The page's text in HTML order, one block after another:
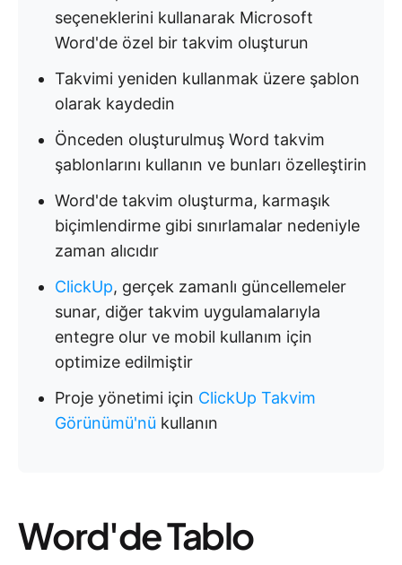
seçeneklerini kullanarak Microsoft
Word'de özel bir takvim oluşturun
Takvimi yeniden kullanmak üzere şablon
olarak kaydedin
Önceden oluşturulmuş Word takvim
şablonlarını kullanın ve bunları özelleştirin
Word'de takvim oluşturma, karmaşık
biçimlendirme gibi sınırlamalar nedeniyle
zaman alıcıdır
ClickUp, gerçek zamanlı güncellemeler
sunar, diğer takvim uygulamalarıyla
entegre olur ve mobil kullanım için
optimize edilmiştir
Proje yönetimi için ClickUp Takvim
Görünümü'nü kullanın
Word'de Tablo